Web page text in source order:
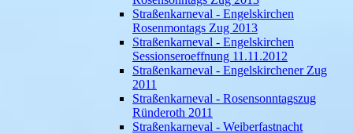
Straßenkarneval - Engelskirchen
Rosenmontags Zug 2013
Straßenkarneval - Engelskirchen
Sessionseroeffnung 11.11.2012
Straßenkarneval - Engelskirchener Zug
2011
Straßenkarneval - Rosensonntagszug
Ründeroth 2011
Straßenkarneval - Weiberfastnacht